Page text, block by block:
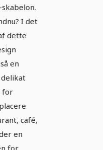
I det
dette
en
for
café,
en
for